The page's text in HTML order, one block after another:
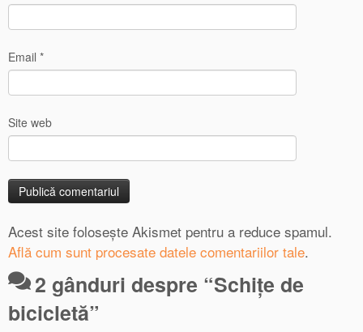
Email *
Site web
Acest site folosește Akismet pentru a reduce spamul.
Află cum sunt procesate datele comentariilor tale.
2 gânduri despre “Schiţe de
bicicletă”